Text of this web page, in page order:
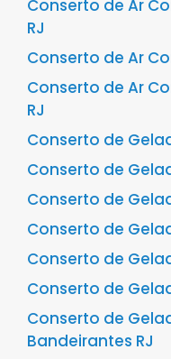
Conserto de Ar
RJ
Conserto de Ar
Conserto de Ar
RJ
Conserto de
Conserto de
Conserto de
Conserto de
Conserto de
Conserto de
Conserto de
Bandeirantes RJ